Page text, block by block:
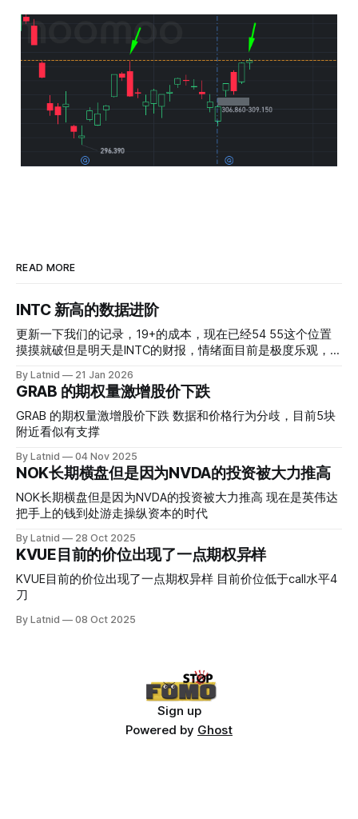
READ MORE
INTC 新高的数据进阶
更新一下我们的记录，19+的成本，现在已经54 55这个位置
摸摸就破但是明天是INTC的财报，情绪面目前是极度乐观，反
是突破前的支撑CC感觉可以做，放远些, 因为18A的经验还未
真正得到普遍大众的关注，当然财报可以继续出新消息顶一下
压力位置。 数据在70驻扎 整体呈现 47 – 60 短期位置
By Latnid 21 Jan 2026
GRAB 的期权量激增股价下跌
GRAB 的期权量激增股价下跌 数据和价格行为分歧，目前5块
附近看似有支撑
By Latnid 04 Nov 2025
NOK长期横盘但是因为NVDA的投资被大力推高
NOK长期横盘但是因为NVDA的投资被大力推高 现在是英伟达
把手上的钱到处游走操纵资本的时代
By Latnid 28 Oct 2025
KVUE目前的价位出现了一点期权异样
KVUE目前的价位出现了一点期权异样 目前价位低于call水平4
刀
By Latnid 08 Oct 2025
Sign up
Powered by Ghost